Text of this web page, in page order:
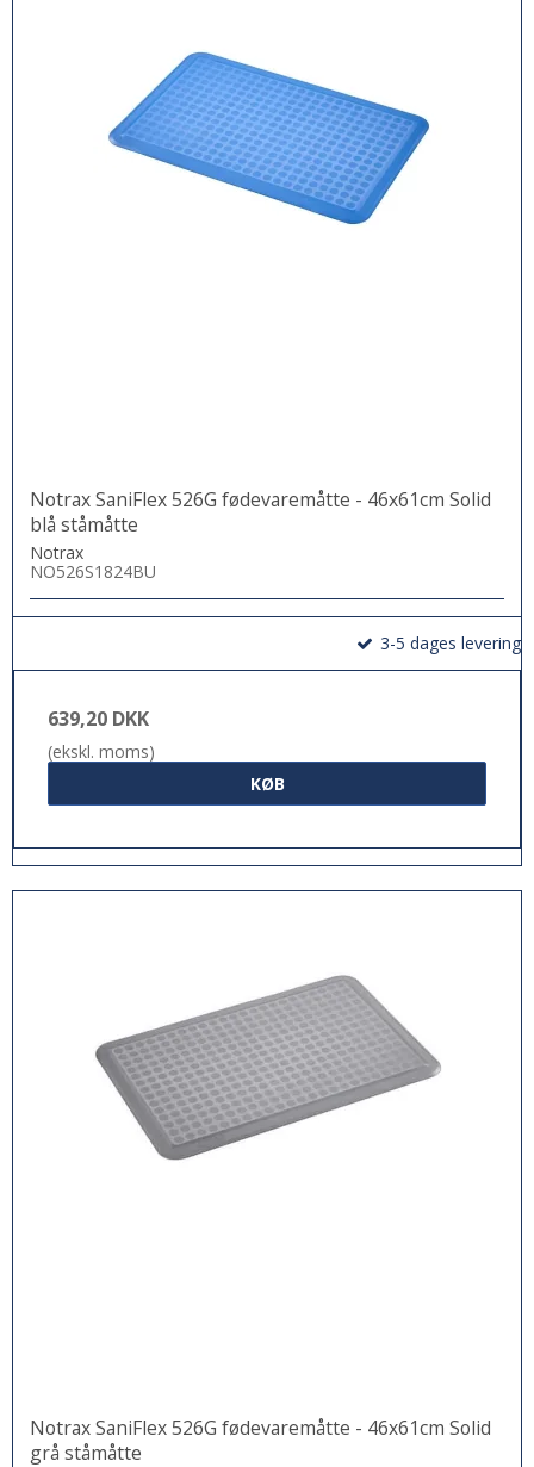
Notrax SaniFlex 526G fødevaremåtte - 46x61cm Solid
blå ståmåtte
Notrax
NO526S1824BU
3-5 dages levering
639,20 DKK
(ekskl. moms)
KØB
Notrax SaniFlex 526G fødevaremåtte - 46x61cm Solid
grå ståmåtte